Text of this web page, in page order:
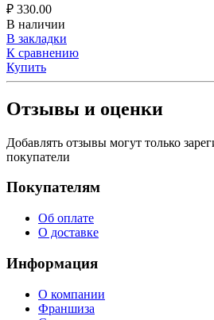
₽ 330.00
В наличии
В закладки
К сравнению
Купить
Отзывы и оценки
Добавлять отзывы могут только
покупатели
Покупателям
Об оплате
О доставке
Информация
О компании
Франшиза